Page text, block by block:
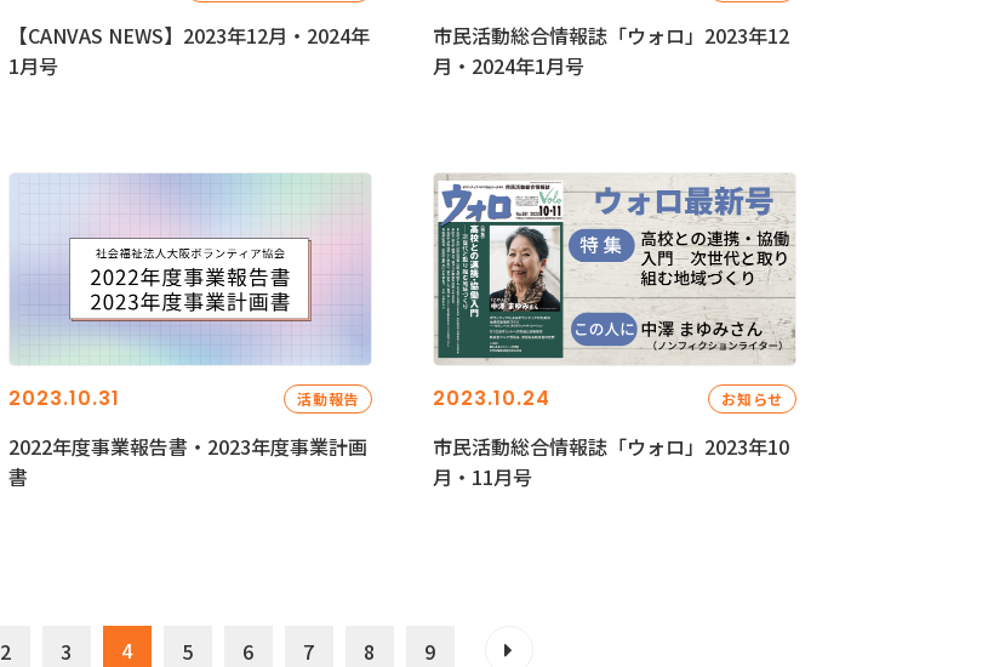
【CANVAS NEWS】2023年12月・2024年
1月号
市民活動総合情報誌「ウォロ」2023年12
月・2024年1月号
2023.10.31 活動報告
2022年度事業報告書・2023年度事業計画
書
2023.10.24 お知らせ
市民活動総合情報誌「ウォロ」2023年10
月・11月号
2 3 4 5 6 7 8 9